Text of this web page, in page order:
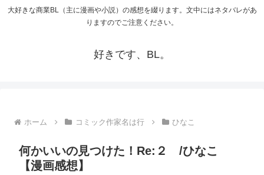
大好きな商業BL（主に漫画や小説）の感想を綴ります。文中にはネタバレがあ
りますのでご注意ください。
好きです、BL。
ホーム コミック作家名は行 ひなこ
何かいいの見つけた！Re:２ /ひなこ
【漫画感想】